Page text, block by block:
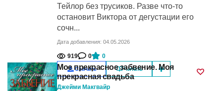
Тейлор без трусиков. Разве что-то
остановит Виктора от дегустации его
сочн...
Дата добавления: 04.05.2026
919 0 0
Скачать Читать
Мое прекрасное забвение. Моя
прекрасная свадьба
Джейми Макгвайр